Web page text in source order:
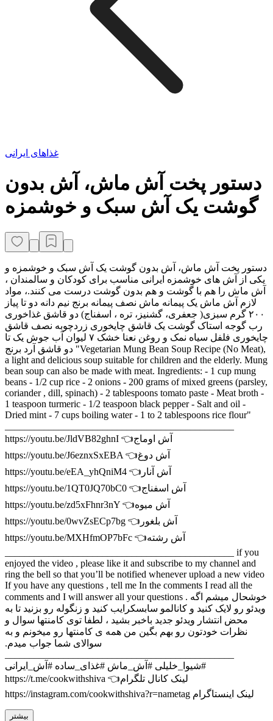
غذاهای ایرانی
دستور پخت آش ماش، آش بدون
گوشت یک آش سبک و خوشمزه
دستور پخت آش ماش، آش بدون گوشت یک آش سبک و خوشمزه و
یکی از آش های خوشمزه ایرانی مناسب برای کودکان و سالمندان ،
آش ماش را هم با گوشت و هم بدون گوشت درست می کنند.، مواد
لازم آش ماش یک پیمانه ماش نصف پیمانه برنج نیم دانه دو تا پیاز
۲۰۰ گرم سبزی( جعفری، گشنیز، تره ، اسفناج) دو قاشق غذاخوری
رب گوجه استاک گوشت یک قاشق چایخوری زردچوبه نصف قاشق
چایخوری فلفل سیاه نمک و‌ روغن نعنا خشک ۷ لیوان آب جوش یک تا
دو قاشق آرد برنج "Vegetarian Mung Bean Soup Recipe (No Meat),
a light and delicious soup suitable for children and the elderly. Mung
bean soup can also be made with meat. Ingredients: - 1 cup mung
beans - 1/2 cup rice - 2 onions - 200 grams of mixed greens (parsley,
coriander , dill, spinach) - 2 tablespoons tomato paste - Meat broth -
1 teaspoon turmeric - 1/2 teaspoon black pepper - Salt and oil -
Dried mint - 7 cups boiling water - 1 to 2 tablespoons rice flour"
https://youtu.be/JldVB82ghnI 👈آش اوماج
https://youtu.be/J6eznxSxEBA 👈آش دوغ
https://youtu.be/eEA_yhQniM4 👈آش آنار
https://youtu.be/1QT0JQ70bC0 👈آش اسفناج
https://youtu.be/zd5xFhnr3nY 👈آش میوه
https://youtu.be/0wvZsECp7bg 👈آش بلغور
https://youtu.be/MXHfmOP7bFc 👈آش رشته
_______________________________________________ if you
enjoyed the video , please like it and subscribe to my channel and
ring the bell so that you’ll be notified whenever upload a new video
If you have any questions , tell me In the comments I read all the
comments and I will answer all your questions . خوشحال میشم اگه
ویدئو رو لایک کنید و‌ کانالمو سابسکرایب کنید و زنگوله رو بزنید تا به
محض انتشار ویدئو جدید باخبر بشید ، لطفا توی کامنتها سوال و
نظرات خودتون رو بهم بگین من همه ی کامنتها رو‌ میخونم و به
سوالای شما جواب میدم.
#شیوا_خلیلی #آش_ماش #غذای_ساده #آش_ایرانی
https://t.me/cookwithshiva 👈لینک کانال تلگرام
https://instagram.com/cookwithshiva?r=nametag لینک اینستاگرام
بیشتر